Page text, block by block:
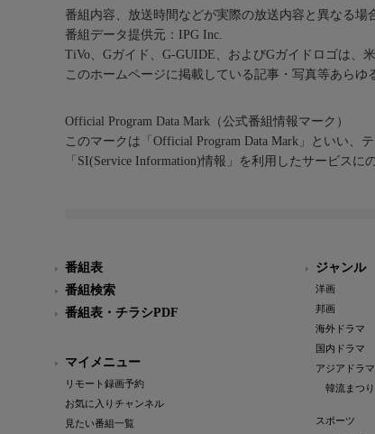
番組内容、放送時間などが実際の放送内容と異なる場
番組データ提供元：IPG Inc.
TiVo、Gガイド、G-GUIDE、およびGガイドロゴは、
このホームページに掲載している記事・写真等あらゆ
Official Program Data Mark（公式番組情報マーク）
このマークは「Official Program Data Mark」といい、
「SI(Service Information)情報」を利用したサービスに
番組表
番組検索
番組表・チラシPDF
マイメニュー
リモート録画予約
お気に入りチャンネル
見たい番組一覧
ジャンル
洋画
邦画
海外ドラマ
国内ドラマ
アジアドラマ
韓流まつり
スポーツ